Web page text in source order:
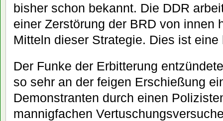
bisher schon bekannt. Die DDR
einer Zerstörung der BRD von innen
Mitteln dieser Strategie. Dies ist eine
Der Funke der Erbitterung
so sehr an der feigen Erschießung
Demonstranten durch einen
mannigfachen